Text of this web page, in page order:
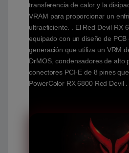
transferencia de calor y la
VRAM para proporcionar un
ultraeficiente. . El Red Devil RX
equipado con un diseño de PCB
generación que utiliza un VRM
DrMOS, condensadores de alto
conectores PCI-E de 8 pines
PowerColor RX 6800 Red Devil .